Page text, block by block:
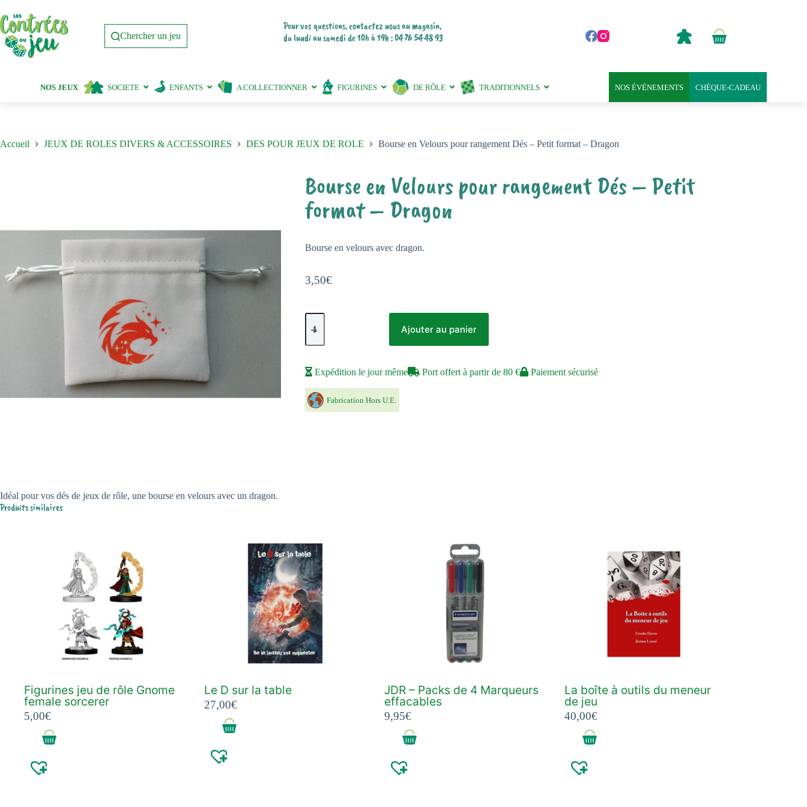
au
contenu
Chercher un jeu
Pour vos questions, contactez nous au magasin,
du lundi au samedi de 10h à 19h : 04 76 54 48 93
Panier
0,00
NOS JEUX SOCIETE ENFANTS A COLLECTIONNER FIGURINES DE RÔLE TRADITIONNELS CHÈQUE-CADEAU
NOS ÉVÉNEMENTS
Accueil JEUX DE ROLES DIVERS & ACCESSOIRES DES POUR JEUX DE ROLE Bourse en Velours pour rangement Dés – Petit format – Dragon
Bourse en Velours pour rangement Dés – Petit
format – Dragon
3,50€
Bourse en velours avec dragon.
quantité
de
en
pour
rangement
Dés
Petit
Ajouter au panier
Expédition le jour même Port offert à partir de 80 € Paiement sécurisé
Fabrication Hors U.E.
Idéal pour vos dés de jeux de rôle, une bourse en velours avec un dragon.
Produits similaires
Figurines jeu de rôle Gnome
female sorcerer
5,00€
Le D sur la table
27,00€
JDR – Packs de 4 Marqueurs
effacables
9,95€
La boîte à outils du meneur
de jeu
40,00€